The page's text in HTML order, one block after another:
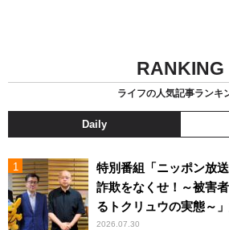
RANKING
ライフの人気記事ランキ
Daily
特別番組「ニッポン放
詐欺をなくせ！～被害
るトクリュウの実態～
2026.07.30